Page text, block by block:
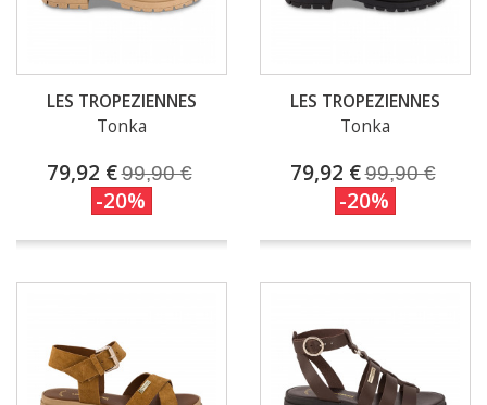
LES TROPEZIENNES
Tonka
79,92 €99,90 €
-20%
LES TROPEZIENNES
Tonka
79,92 €99,90 €
-20%